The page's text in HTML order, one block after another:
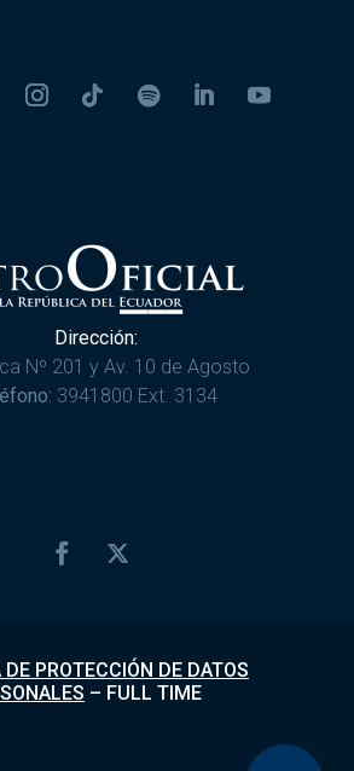
Dirección:
Nº 201 y Av. 10 de Agosto
3941800 Ext. 3134
PROTECCIÓN DE DATOS
– FULL TIME